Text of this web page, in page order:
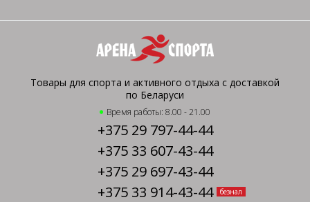
Товары для спорта и активного отдыха с доставкой
по Беларуси
Время работы: 8.00 - 21.00
+375 29 797-44-44
+375 33 607-43-44
+375 29 697-43-44
+375 33 914-43-44
безнал